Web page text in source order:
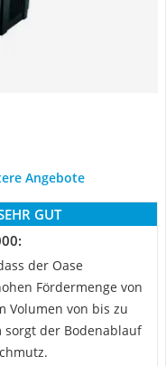
Angebote
GUT
der Oase
Fördermenge von
Volumen von bis zu
sorgt der Bodenablauf